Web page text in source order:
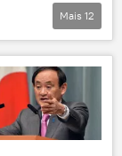
Pandemia da COVID-19 no mundo em meados de fevereiro de 2021
Mais 12